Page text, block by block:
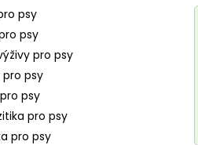
psy
psy
pro psy
pro psy
psy
pro psy
pro psy